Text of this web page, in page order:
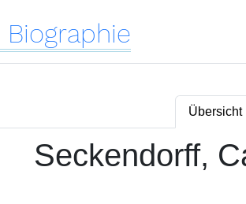
Biographie
Übersicht
Seckendorff,